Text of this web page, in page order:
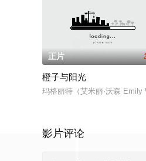
正片
橙子与阳光
玛格丽特（艾米丽·沃森
影片评论